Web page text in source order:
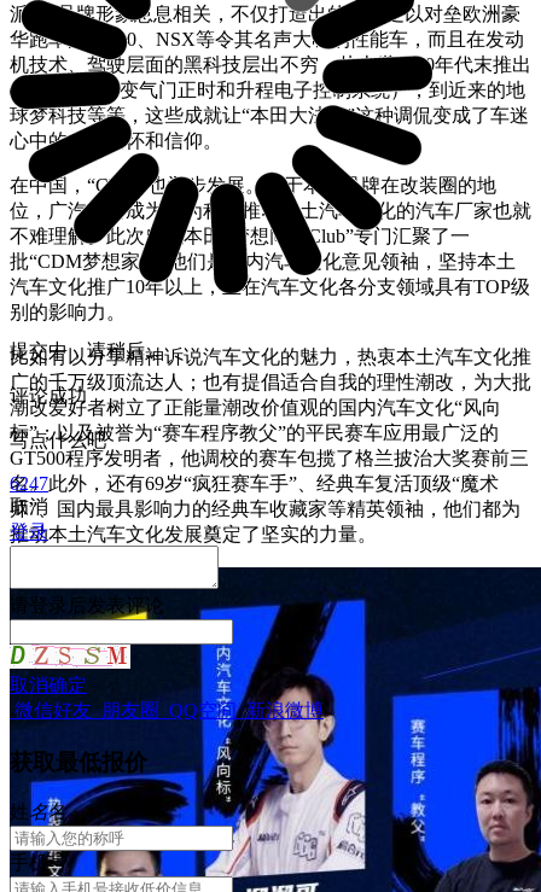
派”的品牌形象息息相关，不仅打造出的一批足以对垒欧洲豪
华跑车的S2000、NSX等令其名声大噪的性能车，而且在发动
机技术、驾驶层面的黑科技层出不穷，从上世纪80年代末推出
的VTEC（可变气门正时和升程电子控制系统），到近来的地
球梦科技等等，这些成就让“本田大法好”这种调侃变成了车迷
心中的一种情怀和信仰。
在中国，“CDM”也逐步发展。基于本田品牌在改装圈的地
位，广汽本田成为最为积极推动本土汽车文化的汽车厂家也就
不难理解。此次广汽本田“梦想同行Club”专门汇聚了一
批“CDM梦想家”，他们是国内汽车文化意见领袖，坚持本土
汽车文化推广10年以上，且在汽车文化各分支领域具有TOP级
别的影响力。
比如有以分享精神诉说汽车文化的魅力，热衷本土汽车文化推
广的千万级顶流达人；也有提倡适合自我的理性潮改，为大批
潮改爱好者树立了正能量潮改价值观的国内汽车文化“风向
标”；以及被誉为“赛车程序教父”的平民赛车应用最广泛的
GT500程序发明者，他调校的赛车包揽了格兰披治大奖赛前三
名。此外，还有69岁“疯狂赛车手”、经典车复活顶级“魔术
师”、国内最具影响力的经典车收藏家等精英领袖，他们都为
推动本土汽车文化发展奠定了坚实的力量。
提交中，请稍后...
评论成功
写点什么吧
6247
取消
登录
请 登录 后发表评论
取消确定
微信好友 朋友圈 QQ空间 新浪微博
获取最低报价
姓名名
手机号